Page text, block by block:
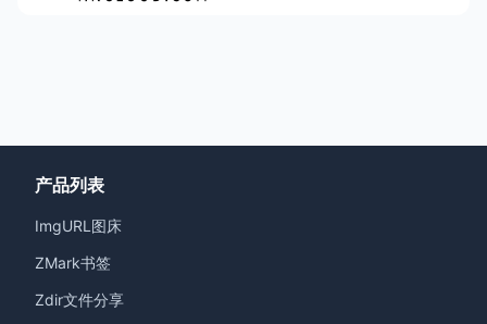
产品列表
ImgURL图床
ZMark书签
Zdir文件分享